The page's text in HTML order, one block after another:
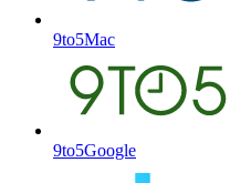
9to5Mac
9to5Google